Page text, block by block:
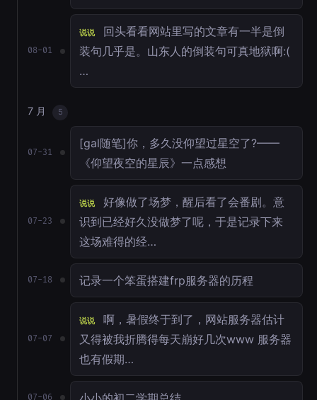
08-01
说说
回头看看网站里写的文章有一半是倒
装句几乎是。山东人的倒装句可真地狱啊:(
…
7 月 5
07-31
[gal随笔]你，多久没仰望过星空了?——
《仰望夜空的星辰》一点感想
07-23
说说
好像做了场梦，醒后看了会番剧。意
识到已经好久没做梦了呢，于是记录下来
这场难得的经…
07-18 记录一个笨蛋搭建frp服务器的历程
07-07
说说
啊，暑假终于到了，网站服务器估计
又得被我折腾得每天崩好几次www 服务器
也有假期…
07-06